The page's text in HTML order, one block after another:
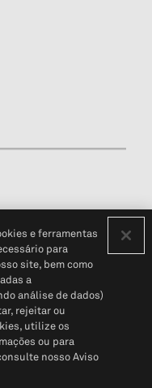
do cliente (em inglês)
© 2026 S&P Global
e ferramentas
para
site, bem como
a
análise de dados)
rejeitar ou
utilize os
ou para
nosso Aviso